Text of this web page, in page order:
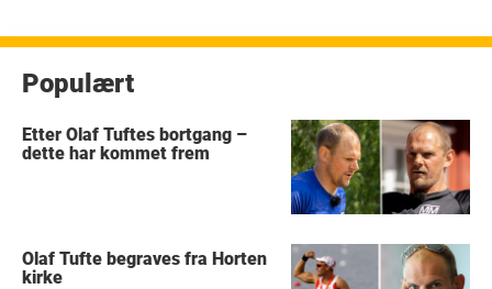
Populært
Etter Olaf Tuftes bortgang –
dette har kommet frem
Olaf Tufte begraves fra Horten
kirke